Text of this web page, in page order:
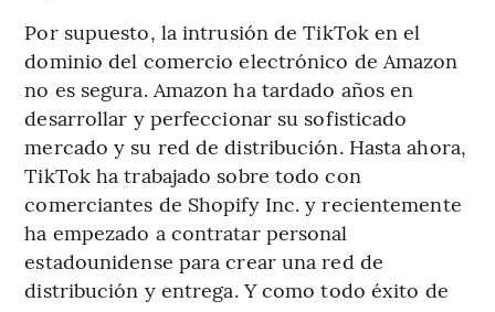
Por supuesto, la intrusión de TikTok en el
dominio del comercio electrónico de Amazon
no es segura. Amazon ha tardado años en
desarrollar y perfeccionar su sofisticado
mercado y su red de distribución. Hasta ahora,
TikTok ha trabajado sobre todo con
comerciantes de Shopify Inc. y recientemente
ha empezado a contratar personal
estadounidense para crear una red de
distribución y entrega. Y como todo éxito de